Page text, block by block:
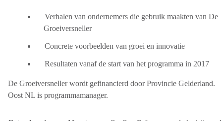
Verhalen van ondernemers die gebruik maakten van De
Groeiversneller
Concrete voorbeelden van groei en innovatie
Resultaten vanaf de start van het programma in 2017
De Groeiversneller wordt gefinancierd door Provincie Gelderland.
Oost NL is programmamanager.